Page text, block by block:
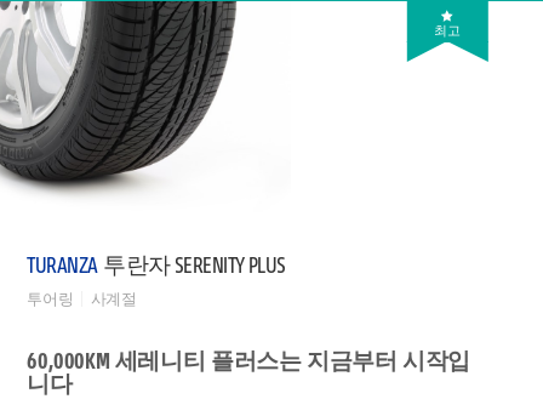
최고
TURANZA 투란자 SERENITY PLUS
투어링 사계절
60,000KM 세레니티 플러스는 지금부터 시작입
니다